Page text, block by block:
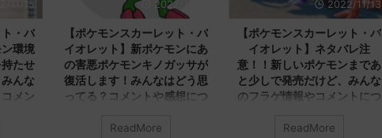
11/15
ト・バ
環境
たせ
んな
メン
2022/11/15
【ポケモンスカーレット・バ
イオレット】新ポケモンにあ
の害悪ポケモンキノガッサが
復活します！みんなはどう思
ってる？コメントや感想につ
みんなは「キノガッサ」について
ReadMore
2022/11/13
【ポケモンスカーレット・バ
イオレット】ネタバレ注
意！！新しいポケモンまであ
と少しで発売だけど、みんな
のフラゲ情報やコメントにつ
みんなは「ポケモン新作のフラゲ
ReadMore